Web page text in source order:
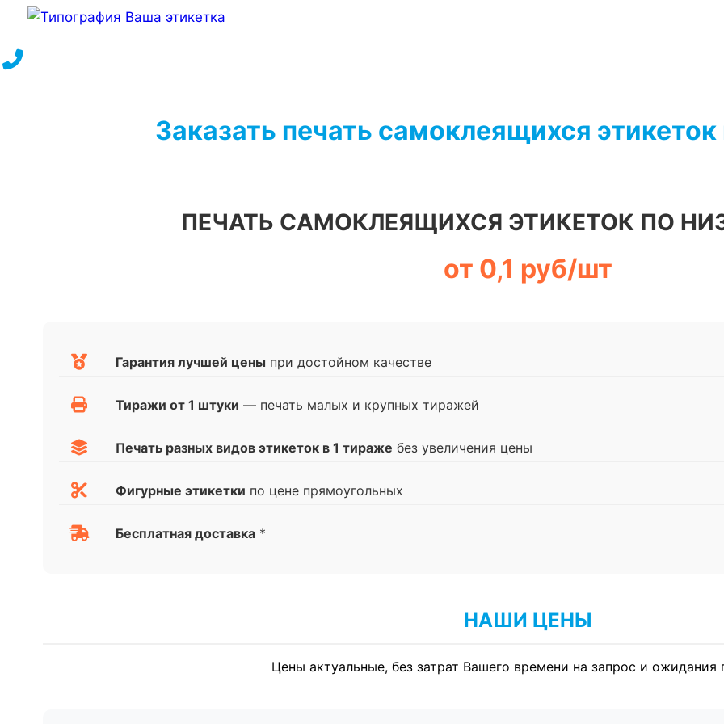
Перейти
содержимому
Заказать печать самоклеящихся
ПЕЧАТЬ САМОКЛЕЯЩИХСЯ ЭТИКЕТОК ПО
от 0,1 руб/шт
Гарантия лучшей цены при достойном качестве
Тиражи от 1 штуки — печать малых и крупных тиражей
Печать разных видов этикеток в 1 тираже без увеличения цены
Фигурные этикетки по цене прямоугольных
Бесплатная доставка *
НАШИ ЦЕНЫ
Цены актуальные, без затрат Вашего времени на запрос и ожидания